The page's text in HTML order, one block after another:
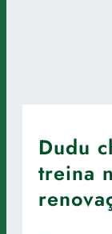
Dudu
treina